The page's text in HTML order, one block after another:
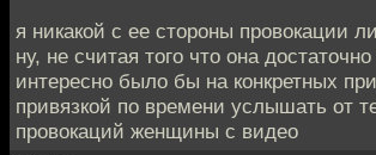
я никакой с ее стороны провокации
ну, не считая того что она
интересно было бы на конкретных
привязкой по времени услышать от
провокаций женщины с видео